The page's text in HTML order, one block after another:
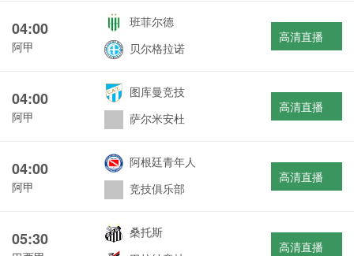
04:00
阿甲
班菲尔德
贝尔格拉诺
高清直播
04:00
阿甲
图库曼竞技
萨尔米安杜
高清直播
04:00
阿甲
阿根廷青年人
竞技俱乐部
高清直播
05:30
桑托斯
高清直播